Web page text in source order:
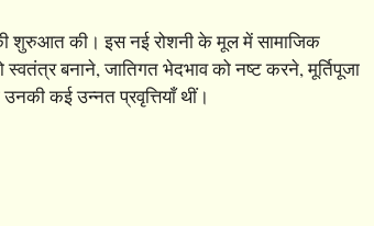
शुरुआत की। इस नई रोशनी के मूल में सामाजिक
स्वतंत्र बनाने, जातिगत भेदभाव को नष्ट करने, मूर्तिपूजा
कई उन्नत प्रवृत्तियाँ थीं।